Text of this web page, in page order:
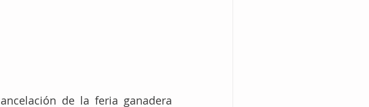
de la feria ganadera